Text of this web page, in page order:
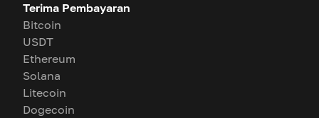
Terima Pembayaran
Bitcoin
USDT
Ethereum
Solana
Litecoin
Dogecoin